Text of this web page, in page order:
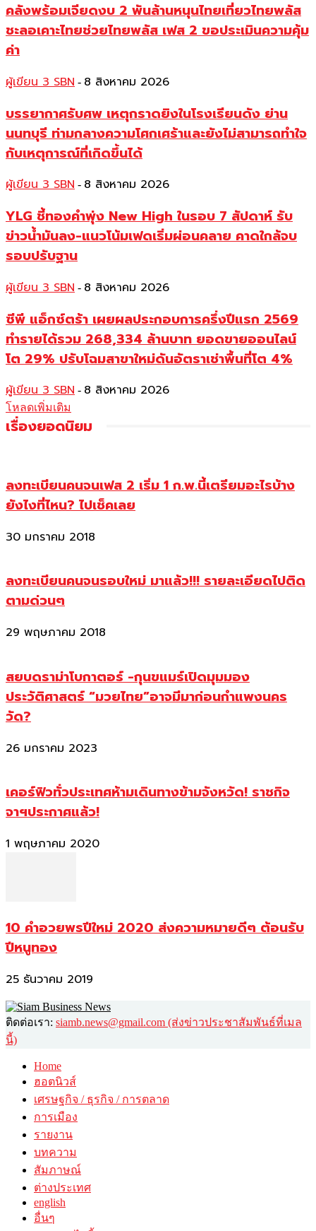
คลังพร้อมเจียดงบ 2 พันล้านหนุนไทยเที่ยวไทยพลัส
ชะลอเคาะไทยช่วยไทยพลัส เฟส 2 ขอประเมินความคุ้ม
ค่า
ผู้เขียน 3 SBN - 8 สิงหาคม 2026
บรรยากาศรับศพ เหตุกราดยิงในโรงเรียนดัง ย่าน
นนทบุรี ท่ามกลางความโศกเศร้าและยังไม่สามารถทำใจ
กับเหตุการณ์ที่เกิดขึ้นได้
ผู้เขียน 3 SBN - 8 สิงหาคม 2026
YLG ชี้ทองคำพุ่ง New High ในรอบ 7 สัปดาห์ รับ
ข่าวน้ำมันลง-แนวโน้มเฟดเริ่มผ่อนคลาย คาดใกล้จบ
รอบปรับฐาน
ผู้เขียน 3 SBN - 8 สิงหาคม 2026
ซีพี แอ็กซ์ตร้า เผยผลประกอบการครึ่งปีแรก 2569
ทำรายได้รวม 268,334 ล้านบาท ยอดขายออนไลน์
โต 29% ปรับโฉมสาขาใหม่ดันอัตราเช่าพื้นที่โต 4%
ผู้เขียน 3 SBN - 8 สิงหาคม 2026
โหลดเพิ่มเติม
เรื่องยอดนิยม
ลงทะเบียนคนจนเฟส 2 เริ่ม 1 ก.พ.นี้เตรียมอะไรบ้าง
ยังไงที่ไหน? ไปเช็คเลย
30 มกราคม 2018
ลงทะเบียนคนจนรอบใหม่ มาแล้ว!!! รายละเอียดไปติด
ตามด่วนๆ
29 พฤษภาคม 2018
สยบดราม่าโบกาตอร์ -กุนขแมร์เปิดมุมมอง
ประวัติศาสตร์ “มวยไทย”อาจมีมาก่อนกำแพงนคร
วัด?
26 มกราคม 2023
เคอร์ฟิวทั่วประเทศห้ามเดินทางข้ามจังหวัด! ราชกิจ
จาฯประกาศแล้ว!
1 พฤษภาคม 2020
10 คำอวยพรปีใหม่ 2020 ส่งความหมายดีๆ ต้อนรับ
ปีหนูทอง
25 ธันวาคม 2019
ติดต่อเรา: siamb.news@gmail.com (ส่งข่าวประชาสัมพันธ์ที่เมล
นี้)
Home
ฮอตนิวส์
เศรษฐกิจ / ธุรกิจ / การตลาด
การเมือง
รายงาน
บทความ
สัมภาษณ์
ต่างประเทศ
english
อื่นๆ